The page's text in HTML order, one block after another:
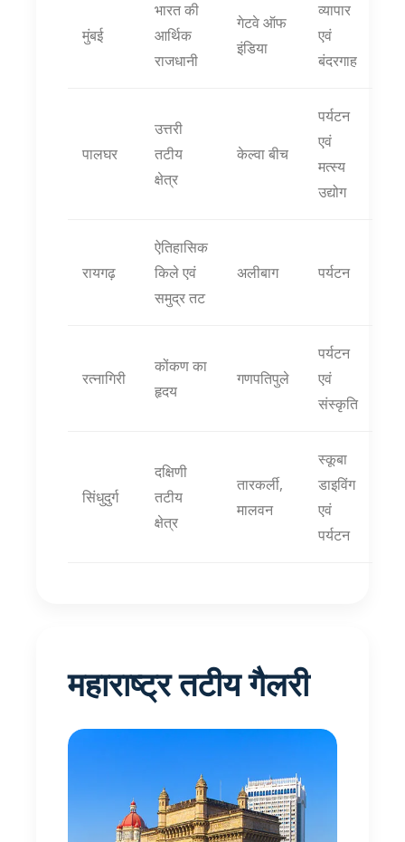
मुंबई
भारत की
आर्थिक
राजधानी
गेटवे ऑफ
इंडिया
व्यापार
एवं
बंदरगाह
पालघर
उत्तरी
तटीय
क्षेत्र
केल्वा बीच
पर्यटन
एवं
मत्स्य
उद्योग
रायगढ़
ऐतिहासिक
किले एवं
समुद्र तट
अलीबाग पर्यटन
रत्नागिरी
कोंकण का
हृदय
गणपतिपुले
पर्यटन
एवं
संस्कृति
सिंधुदुर्ग
दक्षिणी
तटीय
क्षेत्र
तारकर्ली,
मालवन
स्कूबा
डाइविंग
एवं
पर्यटन
महाराष्ट्र तटीय गैलरी